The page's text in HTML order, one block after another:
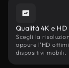
Qualità 4K e HD
Scegli la
oppure l'HD
dispositivi mobili.